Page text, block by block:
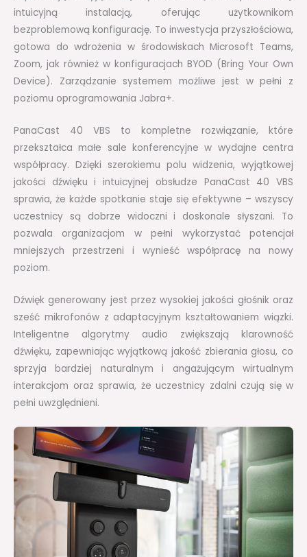
intuicyjną instalacją, oferując użytkownikom
bezproblemową konfigurację. To inwestycja przyszłościowa,
gotowa do wdrożenia w środowiskach Microsoft Teams,
Zoom, jak również w konfiguracjach BYOD (Bring Your Own
Device). Zarządzanie systemem możliwe jest w pełni z
poziomu oprogramowania Jabra+.
PanaCast 40 VBS to kompletne rozwiązanie, które
przekształca małe sale konferencyjne w wydajne centra
współpracy. Dzięki szerokiemu polu widzenia, wyjątkowej
jakości dźwięku i intuicyjnej obsłudze PanaCast 40 VBS
sprawia, że każde spotkanie staje się efektywne – wszyscy
uczestnicy są dobrze widoczni i doskonale słyszani. To
pozwala organizacjom w pełni wykorzystać potencjał
mniejszych przestrzeni i wynieść współpracę na nowy
poziom.
Dźwięk generowany jest przez wysokiej jakości głośnik oraz
sześć mikrofonów z adaptacyjnym kształtowaniem wiązki.
Inteligentne algorytmy audio zwiększają klarowność
dźwięku, zapewniając wyjątkową jakość zbierania głosu, co
sprzyja bardziej naturalnym i angażującym wirtualnym
interakcjom oraz sprawia, że uczestnicy zdalni czują się w
pełni uwzględnieni.